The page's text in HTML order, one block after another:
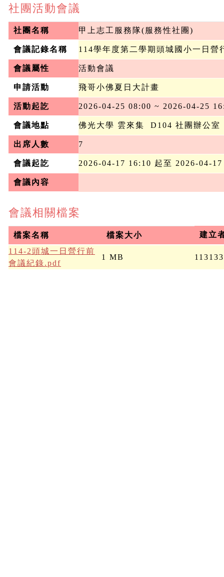
社團活動會議
社團名稱 甲上志工服務隊(服務性社團)
會議記錄名稱 114學年度第二學期頭城國小一日營
會議屬性 活動會議
申請活動 飛哥小佛夏日大計畫
活動起訖 2026-04-25 08:00 ~ 2026-04-25
會議地點 佛光大學 雲來集  D104 社團辦公室
出席人數 7
會議起訖 2026-04-17 16:10 起至 2026-04-
會議內容
會議相關檔案
檔案名稱 檔案大小
建立
114-2頭城一日營行前
會議紀錄.pdf
1 MB